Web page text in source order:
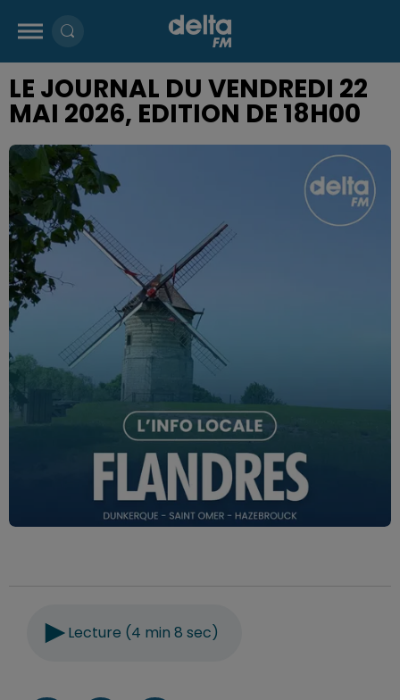
LE JOURNAL DU VENDREDI 22
MAI 2026, EDITION DE 18H00
Lecture (4 min 8 sec)